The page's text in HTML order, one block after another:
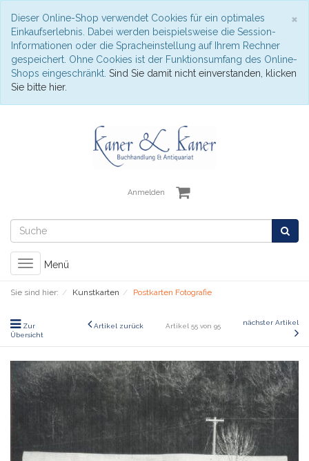
×
Dieser Online-Shop verwendet Cookies für ein optimales
Einkaufserlebnis. Dabei werden beispielsweise die Session-
Informationen oder die Spracheinstellung auf Ihrem Rechner
gespeichert. Ohne Cookies ist der Funktionsumfang des Online-
Shops eingeschränkt. Sind Sie damit nicht einverstanden, klicken
Sie bitte hier.
Anmelden
Toggle
navigation
Menü
Sie sind hier: Kunstkarten Postkarten Fotografie
Zur
Übersicht
Artikel zurück Artikel 55 von 95 nächster Artikel